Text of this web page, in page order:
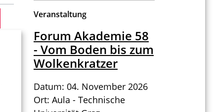
Veranstaltung
Forum Akademie 58
- Vom Boden bis zum
Wolkenkratzer
Datum: 04. November 2026
Ort: Aula - Technische